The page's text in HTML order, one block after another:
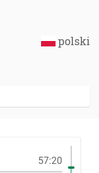
polski
57:20